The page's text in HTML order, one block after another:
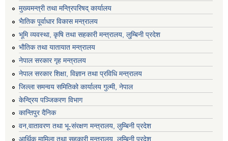
मुख्यमन्त्री तथा मन्त्रिपरिषद् कार्यालय
भैातिक पूर्वाधार विकास मन्त्रालय
भूमि व्यवस्था, कृषि तथा सहकारी मन्त्रालय, लु्म्बिनी प्रदेश
भाैतिक तथा यातायात मन्त्रालय
नेपाल सरकार गृह मन्त्रालय
नेपाल सरकार शिक्षा, विज्ञान तथा प्रविधि मन्त्रालय
जिल्ला समन्वय समितिको कार्यालय गुल्मी, नेपाल
केन्द्रिय पञ्जिकरण विभाग
कान्तिपुर दैनिक
वन,वातावरण तथा भू-संरक्षण मन्त्रालय, लुम्बिनी प्रदेश
आर्थिक मामिला तथा सहकारी मन्त्रालय, लुम्बिनी प्रदेश